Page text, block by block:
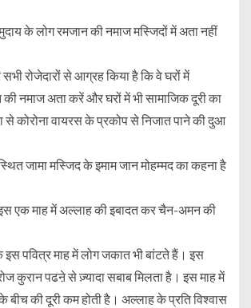
के लोग रमजान की नमाज मस्जिदों में अता नहीं
रोजेदारों से आग्रह किया है कि वे घरों में
की नमाज अता करें और घरों में भी सामाजिक दूरी का
कोरोना वायरस के प्रकोप से निजात पाने की दुआ
जामा मस्जिद के इमाम जान मोहम्मद का कहना है
एक माह में अल्लाह की इबादत कर चैन-अमन की
पवित्र माह में लोग जकात भी बांटते हैं। इस
कुरान पढऩे से ज़्यादा सबाब मिलता है। इस माह में
की दूरी कम होती है। अल्लाह के प्रति विश्वास